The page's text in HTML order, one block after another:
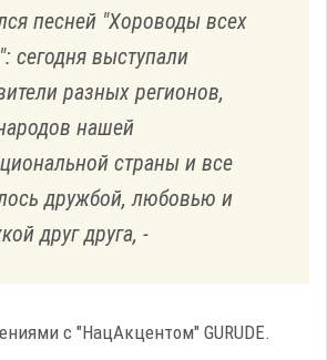
песней "Хороводы всех
сегодня выступали
разных регионов,
нашей
страны и все
дружбой, любовью и
друг друга, -
с "НацАкцентом" GURUDE.